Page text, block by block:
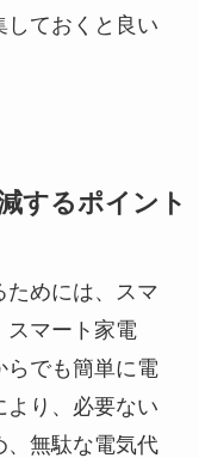
しておくと良い
するポイント
ためには、スマ
スマート家電
らでも簡単に電
より、必要ない
、無駄な電気代